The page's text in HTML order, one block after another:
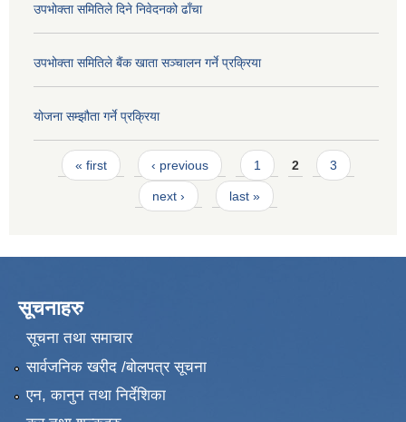
उपभोक्ता समितिले दिने निवेदनको ढाँचा
उपभोक्ता समितिले बैंक खाता सञ्चालन गर्ने प्रक्रिया
योजना सम्झौता गर्ने प्रक्रिया
Pages
« first ‹ previous 1 2 3
next › last »
सूचनाहरु
सूचना तथा समाचार
सार्वजनिक खरीद /बोलपत्र सूचना
एन, कानुन तथा निर्देशिका